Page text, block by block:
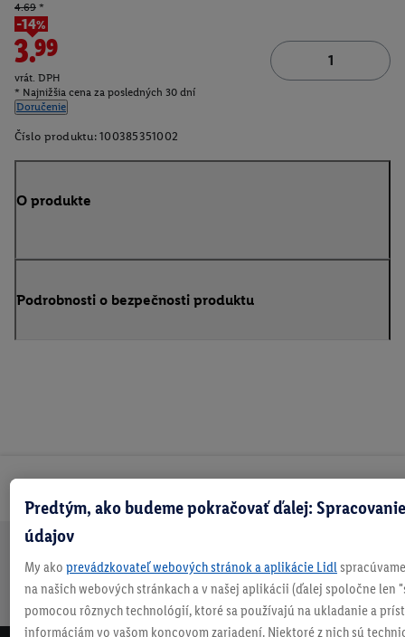
4.69 *
-14%
3.99
vrát. DPH
* Najnižšia cena za posledných 30 dní
Doručenie
Číslo produktu: 100385351002
O produkte
Podrobnosti o bezpečnosti produktu
Doprava
zadarmo
30 dní na
vrátenie
Vrátenie
zadarmo
Každý
týždeň
niečo nové
Bezpečný nákup
Predtým, ako budeme pokračovať ďalej:
údajov
My ako prevádzkovateľ webových stránok a aplikácie Lidl
na našich webových stránkach a v našej aplikácii (ďalej spoločne len
pomocou rôznych technológií, ktoré sa používajú na ukladanie a
informáciám vo vašom koncovom zariadení. Niektoré z nich sú